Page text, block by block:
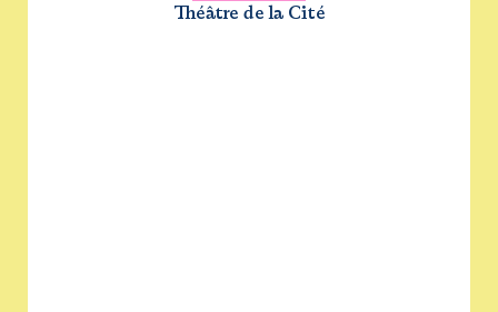
Théâtre de la Cité